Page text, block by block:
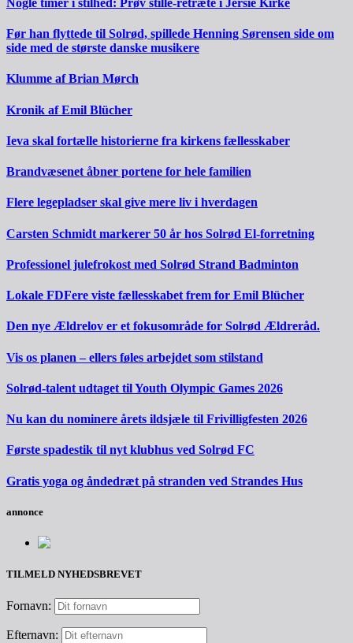
Før han flyttede til Solrød, spillede Henning Sørensen side om
side med de største danske musikere
Klumme af Brian Mørch
Kronik af Emil Blücher
Ieva skal fortælle historierne fra kirkens fællesskaber
Brandvæsenet åbner portene for hele familien
Flere legepladser skal give mere liv i hverdagen
Carsten Schmidt markerer 50 år hos Solrød El-forretning
Professionel julefrokost med Solrød Strand Badminton
Lokale FDFere viste fællesskabet frem for Emil Blücher
Den nye Ældrelov er et fokusområde for Solrød Ældreråd.
Vis os planen – ellers føles arbejdet som stilstand
Solrød-talent udtaget til Youth Olympic Games 2026
Nu kan du nominere årets ildsjæle til Frivilligfesten 2026
Første spadestik til nyt klubhus ved Solrød FC
Gratis yoga og åndedræt på stranden ved Strandes Hus
annonce
TILMELD NYHEDSBREVET
Fornavn:
Efternavn: